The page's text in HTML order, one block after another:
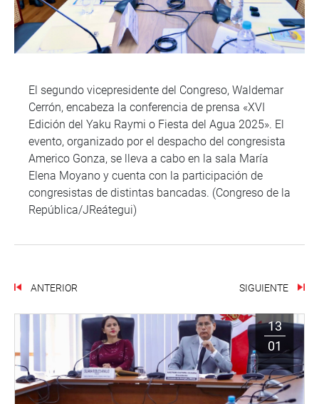
El segundo vicepresidente del Congreso, Waldemar
Cerrón, encabeza la conferencia de prensa «XVI
Edición del Yaku Raymi o Fiesta del Agua 2025». El
evento, organizado por el despacho del congresista
Americo Gonza, se lleva a cabo en la sala María
Elena Moyano y cuenta con la participación de
congresistas de distintas bancadas. (Congreso de la
República/JReátegui)
ANTERIOR SIGUIENTE
13
01